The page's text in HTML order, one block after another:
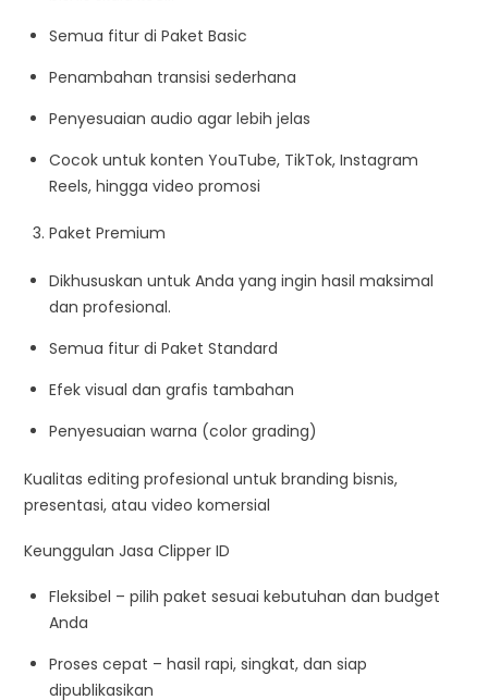
Semua fitur di Paket Basic
Penambahan transisi sederhana
Penyesuaian audio agar lebih jelas
Cocok untuk konten YouTube, TikTok, Instagram
Reels, hingga video promosi
Paket Premium
Dikhususkan untuk Anda yang ingin hasil maksimal
dan profesional.
Semua fitur di Paket Standard
Efek visual dan grafis tambahan
Penyesuaian warna (color grading)
Kualitas editing profesional untuk branding bisnis,
presentasi, atau video komersial
Keunggulan Jasa Clipper ID
Fleksibel – pilih paket sesuai kebutuhan dan budget
Anda
Proses cepat – hasil rapi, singkat, dan siap
dipublikasikan